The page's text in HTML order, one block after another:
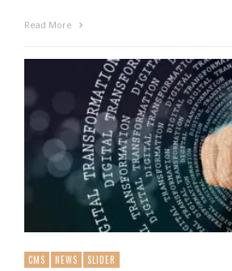
Read More
CMS NEWS SLIDER